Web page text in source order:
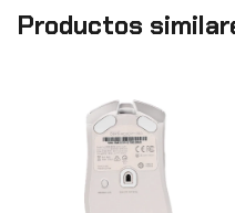
Productos